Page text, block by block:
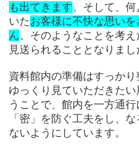
も出てきます。そして、
いたお客様に不快な思い
ん。そのようなことを考
見送られることとなりまし
資料館内の準備はすっか
ゆっくり見ていただきた
うことで、館内を一方通
「密」を防ぐ工夫をし、
ないようにしています。